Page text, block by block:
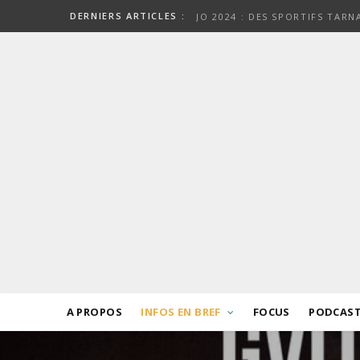
DERNIERS ARTICLES : JO 2024 : DES SPORTIFS
A PROPOS INFOS EN BREF FOCUS